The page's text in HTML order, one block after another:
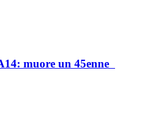
muore un 45enne